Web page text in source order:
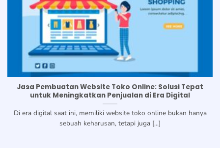
Jasa Pembuatan Website Toko Online: Solusi Tepat
untuk Meningkatkan Penjualan di Era Digital
Di era digital saat ini, memiliki website toko online bukan hanya
sebuah keharusan, tetapi juga [...]